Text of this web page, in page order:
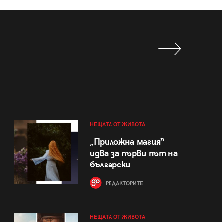
НЕЩАТА ОТ ЖИВОТА
„Приложна магия“
идва за първи път на
български
РЕДАКТОРИТЕ
НЕЩАТА ОТ ЖИВОТА